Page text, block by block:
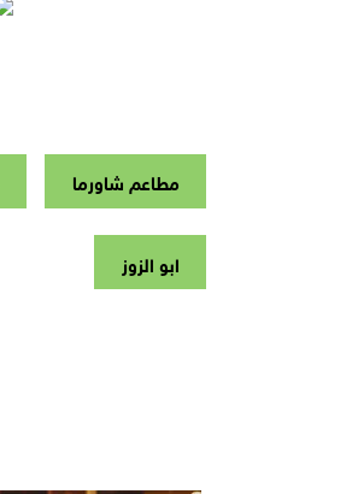
مطاعم شاورما
ابو الزوز